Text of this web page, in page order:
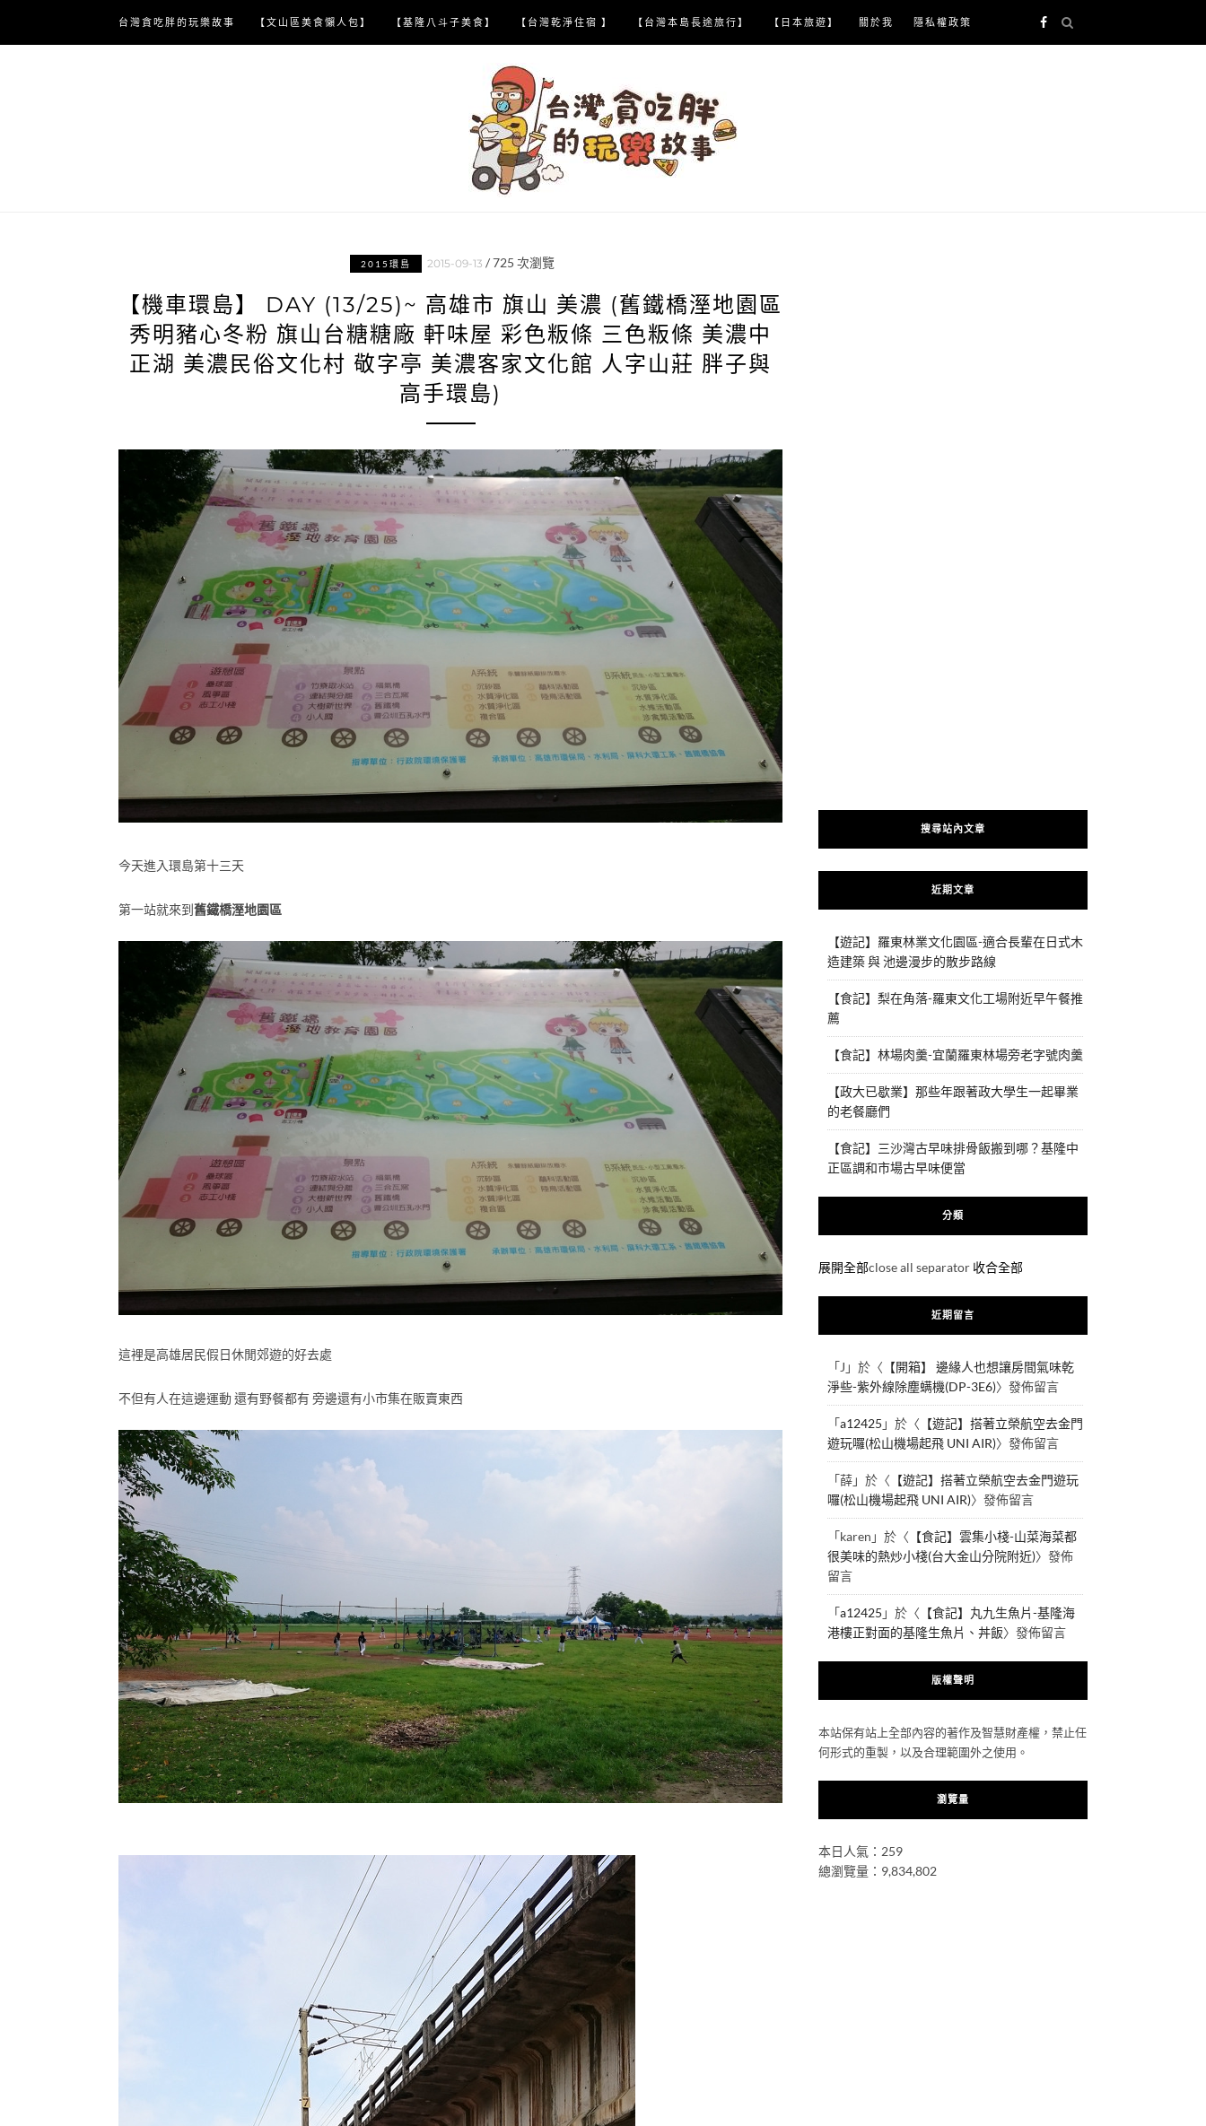
content
台灣貪吃胖的玩樂故事 【文山區美食懶人包】 【基隆八斗子美食】 【台灣乾淨住宿 】 【台灣本島長途旅行】 【日本旅遊】 關於我 隱私權政策
2015環島 2015-09-13 /725 次瀏覽
【機車環島】 DAY (13/25)~ 高雄市 旗山 美濃 (舊鐵橋溼地園區
秀明豬心冬粉 旗山台糖糖廠 軒味屋 彩色粄條 三色粄條 美濃中
正湖 美濃民俗文化村 敬字亭 美濃客家文化館 人字山莊 胖子與
高手環島)
今天進入環島第十三天
第一站就來到舊鐵橋溼地園區
這裡是高雄居民假日休閒郊遊的好去處
不但有人在這邊運動 還有野餐都有 旁邊還有小市集在販賣東西
搜尋站內文章
近期文章
【遊記】羅東林業文化園區-適合長輩在日式木
造建築 與 池邊漫步的散步路線
【食記】梨在角落-羅東文化工場附近早午餐推
薦
【食記】林場肉羹-宜蘭羅東林場旁老字號肉羹
【政大已歇業】那些年跟著政大學生一起畢業
的老餐廳們
【食記】三沙灣古早味排骨飯搬到哪？基隆中
正區調和市場古早味便當
分類
展開全部close all separator 收合全部
近期留言
「J 」於〈 【開箱】 邊緣人也想讓房間氣味乾
淨些-紫外線除塵螨機(DP-3E6)〉發佈留言
「a12425 」於〈 【遊記】搭著立榮航空去金門
遊玩囉(松山機場起飛 UNI AIR)〉發佈留言
「薛」於〈 【遊記】搭著立榮航空去金門遊玩
囉(松山機場起飛 UNI AIR)〉發佈留言
「karen 」於〈 【食記】雲集小棧-山菜海菜都
很美味的熱炒小棧(台大金山分院附近)〉發佈
留言
「a12425 」於〈 【食記】丸九生魚片-基隆海
港樓正對面的基隆生魚片、丼飯〉發佈留言
版權聲明
本站保有站上全部內容的著作及智慧財產權，禁止任
何形式的重製，以及合理範圍外之使用。
瀏覽量
本日人氣：259
總瀏覽量：9,834,802